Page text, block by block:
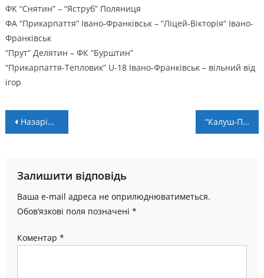
ФК “Снятин” – “Яструб” Поляниця
ФА “Прикарпаття” Івано-Франківськ – “Ліцей-Вікторія” Івано-
Франківськ
“Прут” Делятин – ФК “Бурштин”
“Прикарпаття-Тепловик” U-18 Івано-Франківськ – вільний від
ігор
Навігація
Назарій Воробчак вперше забив за “Минай” (ВІДЕО) “Калуш-ПНУ” зазнав поразки і у другій грі в Ужгороді
Залишити відповідь
Ваша e-mail адреса не оприлюднюватиметься.
Обов’язкові поля позначені *
Коментар *